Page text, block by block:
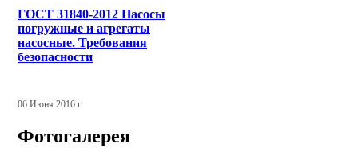
ГОСТ 31840-2012 Насосы
погружные и агрегаты
насосные. Требования
безопасности
06 Июня 2016 г.
Фотогалерея